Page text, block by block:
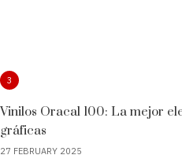
3
Vinilos Oracal 100: La mejor
gráficas
27 FEBRUARY 2025